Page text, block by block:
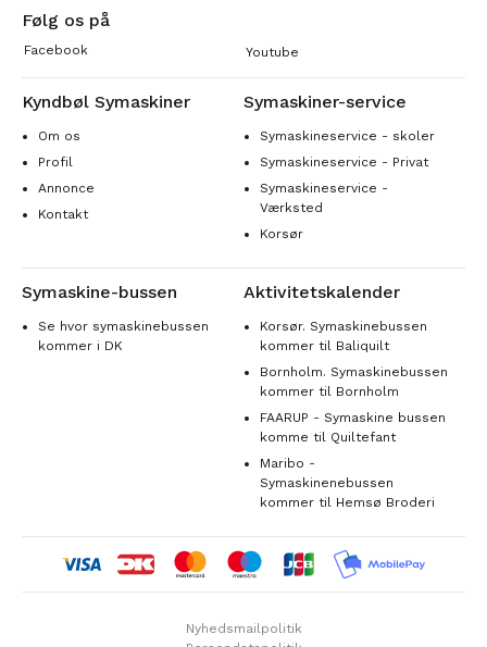
Følg os på
Facebook Youtube
Kyndbøl Symaskiner
Om os
Profil
Annonce
Kontakt
Symaskiner-service
Symaskineservice - skoler
Symaskineservice - Privat
Symaskineservice -
Værksted
Korsør
Symaskine-bussen
Se hvor symaskinebussen
kommer i DK
Aktivitetskalender
Korsør. Symaskinebussen
kommer til Baliquilt
Bornholm. Symaskinebussen
kommer til Bornholm
FAARUP - Symaskine bussen
komme til Quiltefant
Maribo -
Symaskinenebussen
kommer til Hemsø Broderi
Nyhedsmailpolitik